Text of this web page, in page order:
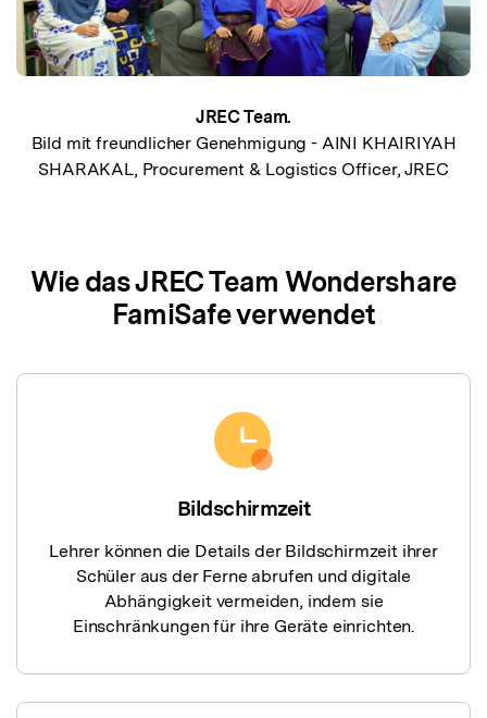
JREC Team.
Bild mit freundlicher Genehmigung - AINI KHAIRIYAH
SHARAKAL, Procurement & Logistics Officer, JREC
Wie das JREC Team Wondershare
FamiSafe verwendet
Bildschirmzeit
Lehrer können die Details der Bildschirmzeit ihrer
Schüler aus der Ferne abrufen und digitale
Abhängigkeit vermeiden, indem sie
Einschränkungen für ihre Geräte einrichten.